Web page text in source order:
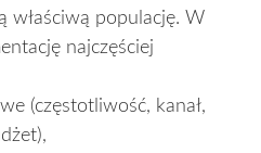
właściwą populację. W
najczęściej
(częstotliwość, kanał,